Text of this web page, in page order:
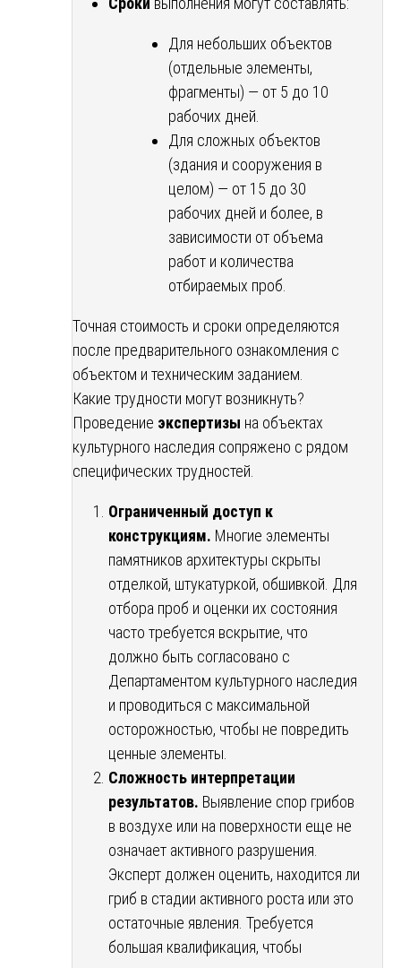
Для небольших объектов
(отдельные элементы,
фрагменты) — от 5 до 10
рабочих дней.
Для сложных объектов
(здания и сооружения в
целом) — от 15 до 30
рабочих дней и более, в
зависимости от объема
работ и количества
отбираемых проб.
Точная стоимость и сроки определяются
после предварительного ознакомления с
объектом и техническим заданием.
Какие трудности могут возникнуть?
Проведение экспертизы на объектах
культурного наследия сопряжено с рядом
специфических трудностей.
Ограниченный доступ к
конструкциям. Многие элементы
памятников архитектуры скрыты
отделкой, штукатуркой, обшивкой. Для
отбора проб и оценки их состояния
часто требуется вскрытие, что
должно быть согласовано с
Департаментом культурного наследия
и проводиться с максимальной
осторожностью, чтобы не повредить
ценные элементы.
Сложность интерпретации
результатов. Выявление спор грибов
в воздухе или на поверхности еще не
означает активного разрушения.
Эксперт должен оценить, находится ли
гриб в стадии активного роста или это
остаточные явления. Требуется
большая квалификация, чтобы